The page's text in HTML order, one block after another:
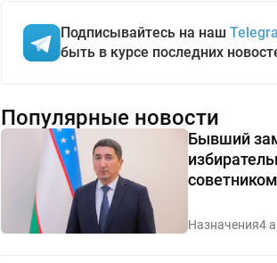
Подписывайтесь на наш
быть в курсе последних
Популярные новости
Бывший
Назначения4